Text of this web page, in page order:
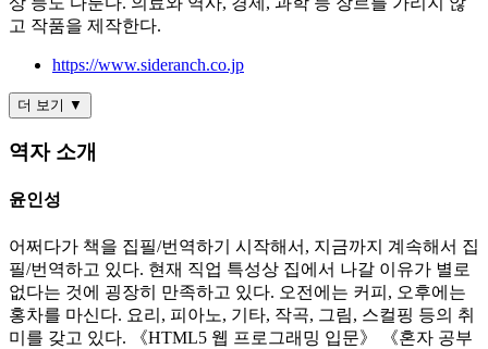
고 작품을 제작한다.
https://www.sideranch.co.jp
더 보기 ▼
역자 소개
윤인성
어쩌다가 책을 집필/번역하기 시작해서, 지금까지 계속해서 집
필/번역하고 있다. 현재 직업 특성상 집에서 나갈 이유가 별로
없다는 것에 굉장히 만족하고 있다. 오전에는 커피, 오후에는
홍차를 마신다. 요리, 피아노, 기타, 작곡, 그림, 스컬핑 등의 취
미를 갖고 있다. 《HTML5 웹 프로그래밍 입문》 《혼자 공부